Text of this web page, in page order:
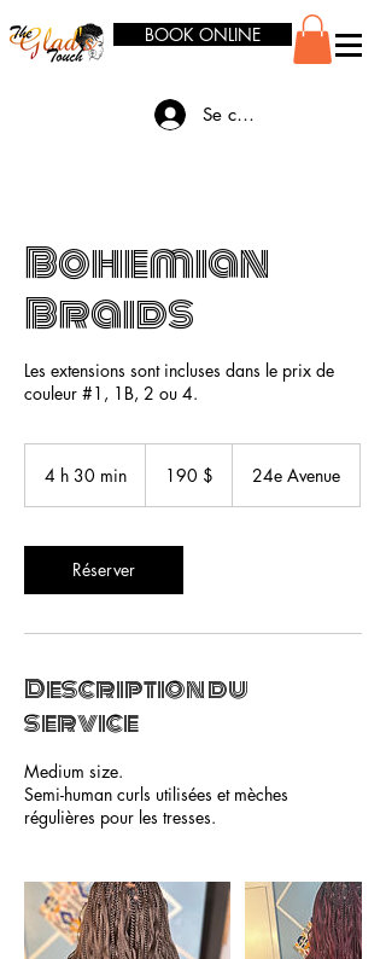
BOOK ONLINE
Se connecter
Bohemian
Braids
Les extensions sont incluses dans le prix de
couleur #1, 1B, 2 ou 4.
4 h 30 min
0
m
i
190 $ 24e Avenue
Réserver
Description du
service
Medium size.
Semi-human curls utilisées et mèches